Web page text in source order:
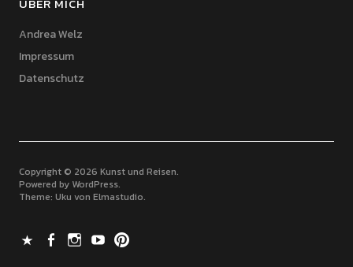
Andrea Welz
Impressum
Datenschutz
Copyright © 2026 Kunst und Reisen
Powered by WordPress
Theme: Uku von Elmastudio